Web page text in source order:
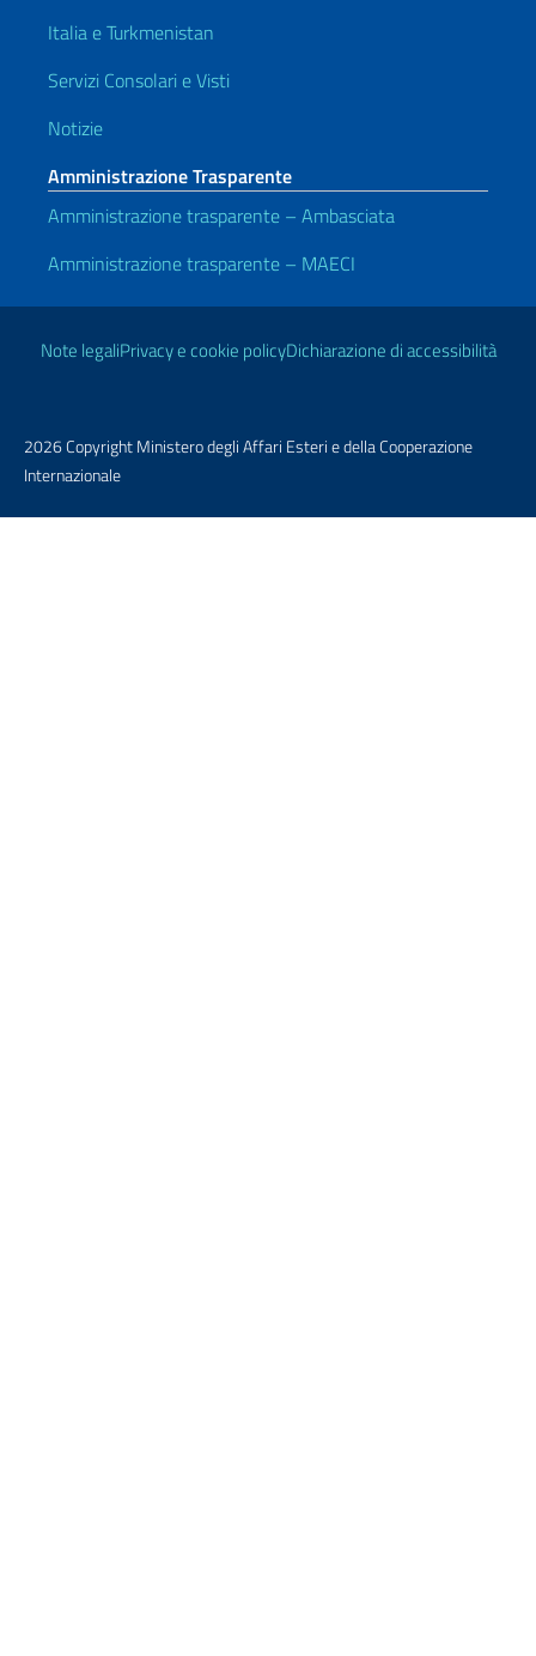
Italia e Turkmenistan
Servizi Consolari e Visti
Notizie
Amministrazione Trasparente
Amministrazione trasparente – Ambasciata
Amministrazione trasparente – MAECI
Link Utili
Note legaliPrivacy e cookie policyDichiarazione di accessibilità
2026 Copyright Ministero degli Affari Esteri e della Cooperazione
Internazionale